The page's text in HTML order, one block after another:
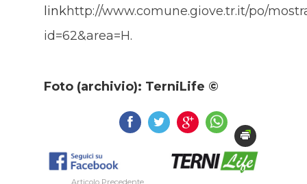
linkhttp://www.comune.giove.tr.it/po/
id=62&area=H.
Foto (archivio): TerniLife ©
Articolo Precedente